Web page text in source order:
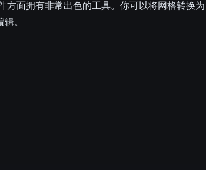
方面拥有非常出色的工具。你可以将网格转换为
。